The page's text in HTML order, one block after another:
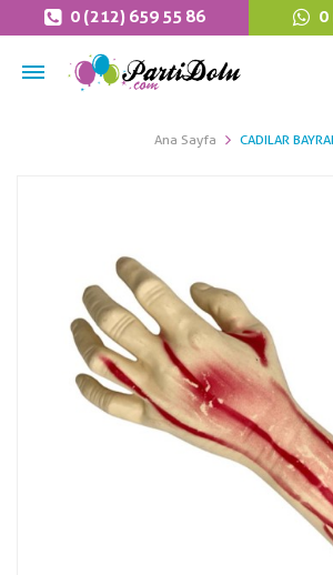
0 (212) 659 55 86 0
Ana Sayfa CADILAR